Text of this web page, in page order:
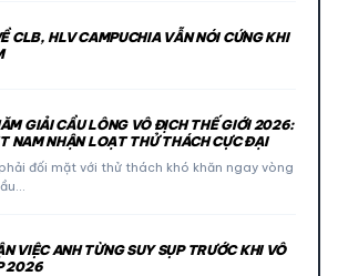
CLB, HLV CAMPUCHIA VẪN NÓI CỨNG KHI
GIẢI CẦU LÔNG VÔ ĐỊCH THẾ GIỚI 2026:
NAM NHẬN LOẠT THỬ THÁCH CỰC ĐẠI
đối mặt với thử thách khó khăn ngay vòng
VIỆC ANH TỪNG SUY SỤP TRƯỚC KHI VÔ
2026